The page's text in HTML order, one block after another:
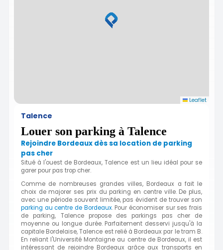
Leaflet
Talence
Louer son parking à Talence
Rejoindre Bordeaux dès sa location de parking
pas cher
Situé à l'ouest de Bordeaux, Talence est un lieu idéal pour se
garer pour pas trop cher.
Comme de nombreuses grandes villes, Bordeaux a fait le
choix de majorer ses prix du parking en centre ville. De plus,
avec une période souvent limitée, pas évident de trouver son
parking au centre de Bordeaux. Pour économiser sur ses frais
de parking, Talence propose des parkings pas cher de
moyenne ou longue durée. Parfaitement desservi jusqu'à la
capitale Bordelaise, Talence est relié à Bordeaux par le tram B.
En reliant l'Université Montaigne au centre de Bordeaux, il est
intéressant de rejoindre Bordeaux grâce aux transports en